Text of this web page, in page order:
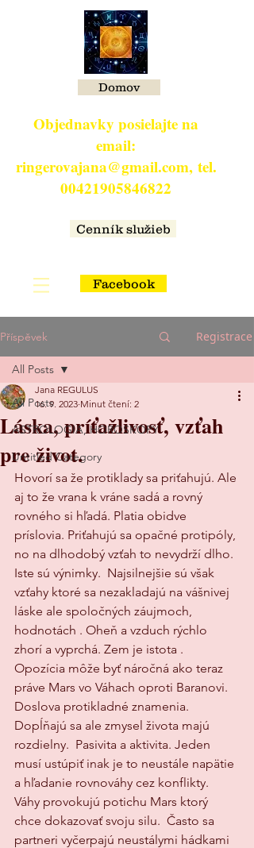
Domov
Objednavky posielajte na
email:
ringerovajana@gmail.com, tel.
00421905846822
Cenník služieb
Facebook
Příspěvek Registrace
All Posts
ASTROLOGIA, HOROSKOPY
Untitled Category
All Posts
Láska, príťažlivosť, vzťah
pre život.
Jana REGULUS
16. 9. 2023 Minut čtení: 2
Hovorí sa že protiklady sa priťahujú. Ale
aj to že vrana k vráne sadá a rovný
rovného si hľadá. Platia obidve
príslovia. Priťahujú sa opačné protipóly,
no na dlhodobý vzťah to nevydrží dlho.
Iste sú výnimky.  Najsilnejšie sú však
vzťahy ktoré sa nezakladajú na vášnivej
láske ale spoločných záujmoch,
hodnotách . Oheň a vzduch rýchlo
zhorí a vyprchá. Zem je istota .
Opozícia môže byť náročná ako teraz
práve Mars vo Váhach oproti Baranovi.
Doslova protikladné znamenia.
Dopĺňajú sa ale zmysel života majú
rozdielny.  Pasivita a aktivita. Jeden
musí ustúpiť inak je to neustále napätie
a hľadanie rovnováhy cez konflikty.
Váhy provokujú potichu Mars ktorý
chce dokazovať svoju silu.  Často sa
partneri vyčerpajú neustálymi hádkami